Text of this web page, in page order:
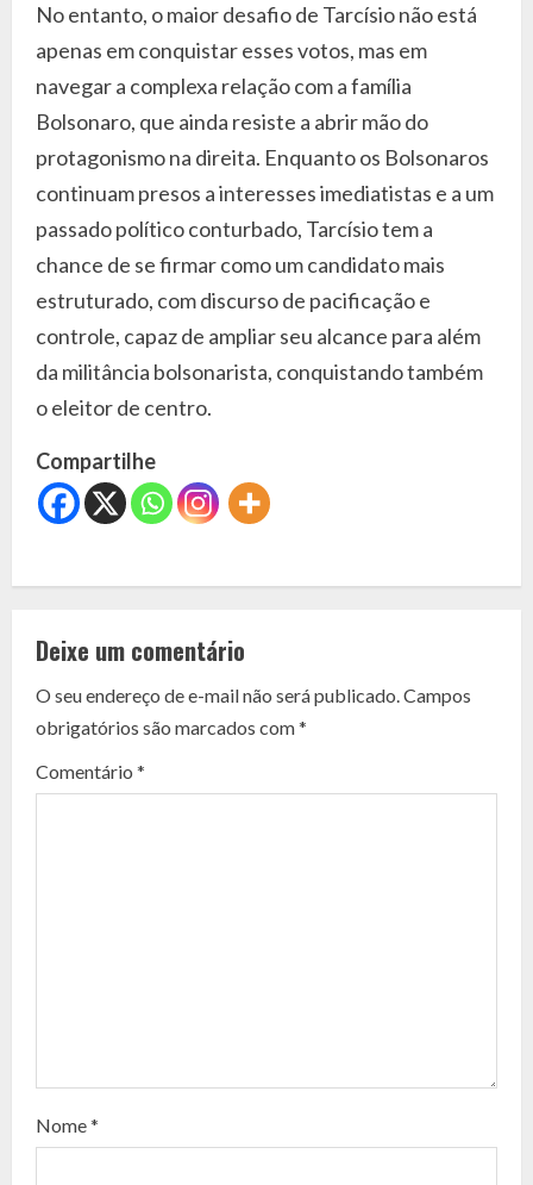
No entanto, o maior desafio de Tarcísio não está
apenas em conquistar esses votos, mas em
navegar a complexa relação com a família
Bolsonaro, que ainda resiste a abrir mão do
protagonismo na direita. Enquanto os Bolsonaros
continuam presos a interesses imediatistas e a um
passado político conturbado, Tarcísio tem a
chance de se firmar como um candidato mais
estruturado, com discurso de pacificação e
controle, capaz de ampliar seu alcance para além
da militância bolsonarista, conquistando também
o eleitor de centro.
Compartilhe
C
n
t
i
a
d
Deixe um comentário
O seu endereço de e-mail não será publicado. Campos
obrigatórios são marcados com*
Comentário *
Nome*